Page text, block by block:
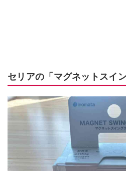
セリアの「マグネットスイ